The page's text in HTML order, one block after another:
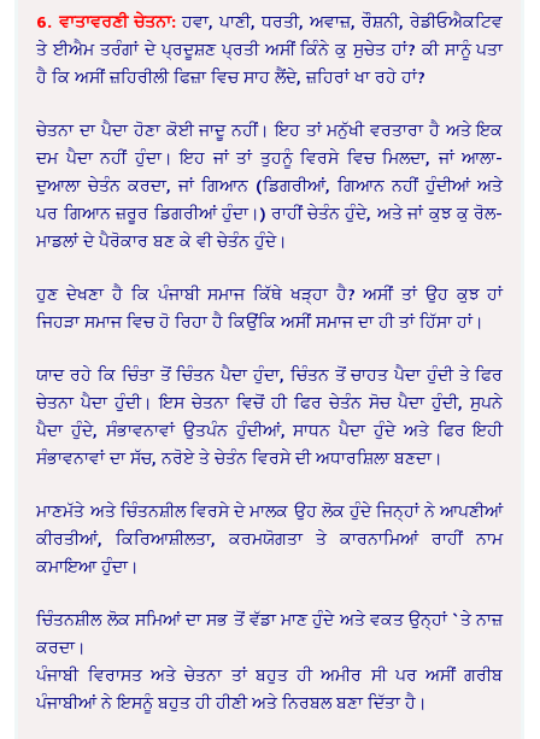
6. ਵਾਤਾਵਰਣੀ ਚੇਤਨਾ:ਹਵਾ, ਪਾਣੀ, ਧਰਤੀ, ਅਵਾਜ਼, ਰੌਸ਼ਨੀ, ਰੇਡੀਓਐਕਟਿਵ
ਤੇ ਈਐਮ ਤਰੰਗਾਂ ਦੇ ਪ੍ਰਦੂਸ਼ਣ ਪ੍ਰਤੀ ਅਸੀਂ ਕਿੰਨੇ ਕੁ ਸੁਚੇਤ ਹਾਂ? ਕੀ ਸਾਨੂੰ ਪਤਾ
ਹੈ ਕਿ ਅਸੀਂ ਜ਼ਹਿਰੀਲੀ ਫਿਜ਼ਾ ਵਿਚ ਸਾਹ ਲੈਂਦੇ, ਜ਼ਹਿਰਾਂ ਖਾ ਰਹੇ ਹਾਂ?
ਚੇਤਨਾ ਦਾ ਪੈਦਾ ਹੋਣਾ ਕੋਈ ਜਾਦੂ ਨਹੀਂ। ਇਹ ਤਾਂ ਮਨੁੱਖੀ ਵਰਤਾਰਾ ਹੈ ਅਤੇ ਇਕ
ਦਮ ਪੈਦਾ ਨਹੀਂ ਹੁੰਦਾ। ਇਹ ਜਾਂ ਤਾਂ ਤੁਹਨੂੰ ਵਿਰਸੇ ਵਿਚ ਮਿਲਦਾ, ਜਾਂ ਆਲਾ-
ਦੁਆਲਾ ਚੇਤੰਨ ਕਰਦਾ, ਜਾਂ ਗਿਆਨ (ਡਿਗਰੀਆਂ, ਗਿਆਨ ਨਹੀਂ ਹੁੰਦੀਆਂ ਅਤੇ
ਪਰ ਗਿਆਨ ਜ਼ਰੂਰ ਡਿਗਰੀਆਂ ਹੁੰਦਾ।) ਰਾਹੀਂ ਚੇਤੰਨ ਹੁੰਦੇ, ਅਤੇ ਜਾਂ ਕੁਝ ਕੁ ਰੋਲ-
ਮਾਡਲਾਂ ਦੇ ਪੈਰੋਕਾਰ ਬਣ ਕੇ ਵੀ ਚੇਤੰਨ ਹੁੰਦੇ।
ਹੁਣ ਦੇਖਣਾ ਹੈ ਕਿ ਪੰਜਾਬੀ ਸਮਾਜ ਕਿੱਥੇ ਖੜ੍ਹਾ ਹੈ? ਅਸੀਂ ਤਾਂ ਉਹ ਕੁਝ ਹਾਂ
ਜਿਹੜਾ ਸਮਾਜ ਵਿਚ ਹੋ ਰਿਹਾ ਹੈ ਕਿਉਂਕਿ ਅਸੀਂ ਸਮਾਜ ਦਾ ਹੀ ਤਾਂ ਹਿੱਸਾ ਹਾਂ।
ਯਾਦ ਰਹੇ ਕਿ ਚਿੰਤਾ ਤੋਂ ਚਿੰਤਨ ਪੈਦਾ ਹੁੰਦਾ, ਚਿੰਤਨ ਤੋਂ ਚਾਹਤ ਪੈਦਾ ਹੁੰਦੀ ਤੇ ਫਿਰ
ਚੇਤਨਾ ਪੈਦਾ ਹੁੰਦੀ। ਇਸ ਚੇਤਨਾ ਵਿਚੋਂ ਹੀ ਫਿਰ ਚੇਤੰਨ ਸੋਚ ਪੈਦਾ ਹੁੰਦੀ, ਸੁਪਨੇ
ਪੈਦਾ ਹੁੰਦੇ, ਸੰਭਾਵਨਾਵਾਂ ਉਤਪੰਨ ਹੁੰਦੀਆਂ, ਸਾਧਨ ਪੈਦਾ ਹੁੰਦੇ ਅਤੇ ਫਿਰ ਇਹੀ
ਸੰਭਾਵਨਾਵਾਂ ਦਾ ਸੱਚ, ਨਰੋਏ ਤੇ ਚੇਤੰਨ ਵਿਰਸੇ ਦੀ ਅਧਾਰਸ਼ਿਲਾ ਬਣਦਾ।
ਮਾਣਮੱਤੇ ਅਤੇ ਚਿੰਤਨਸ਼ੀਲ ਵਿਰਸੇ ਦੇ ਮਾਲਕ ਉਹ ਲੋਕ ਹੁੰਦੇ ਜਿਨ੍ਹਾਂ ਨੇ ਆਪਣੀਆਂ
ਕੀਰਤੀਆਂ, ਕਿਰਿਆਸ਼ੀਲਤਾ, ਕਰਮਯੋਗਤਾ ਤੇ ਕਾਰਨਾਮਿਆਂ ਰਾਹੀਂ ਨਾਮ
ਕਮਾਇਆ ਹੁੰਦਾ।
ਚਿੰਤਨਸ਼ੀਲ ਲੋਕ ਸਮਿਆਂ ਦਾ ਸਭ ਤੋਂ ਵੱਡਾ ਮਾਣ ਹੁੰਦੇ ਅਤੇ ਵਕਤ ਉਨ੍ਹਾਂ `ਤੇ ਨਾਜ਼
ਕਰਦਾ।
ਪੰਜਾਬੀ ਵਿਰਾਸਤ ਅਤੇ ਚੇਤਨਾ ਤਾਂ ਬਹੁਤ ਹੀ ਅਮੀਰ ਸੀ ਪਰ ਅਸੀਂ ਗਰੀਬ
ਪੰਜਾਬੀਆਂ ਨੇ ਇਸਨੂੰ ਬਹੁਤ ਹੀ ਹੀਣੀ ਅਤੇ ਨਿਰਬਲ ਬਣਾ ਦਿੱਤਾ ਹੈ।